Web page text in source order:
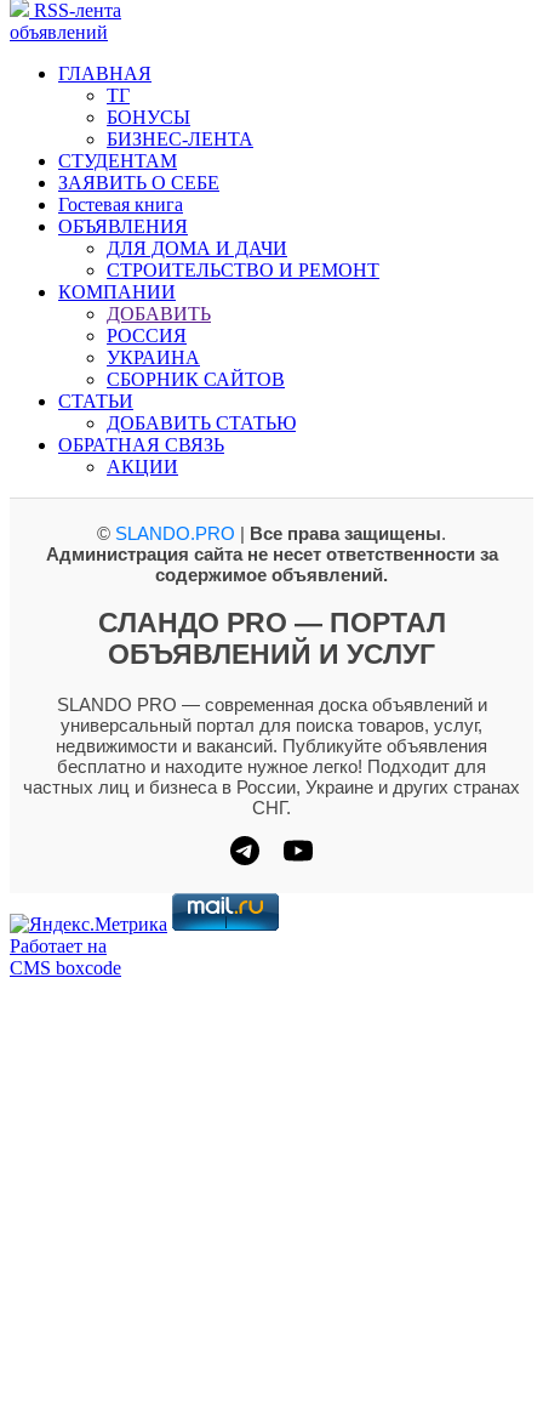
RSS-лента
объявлений
ГЛАВНАЯ
ТГ
БОНУСЫ
БИЗНЕС-ЛЕНТА
СТУДЕНТАМ
ЗАЯВИТЬ О СЕБЕ
Гостевая книга
ОБЪЯВЛЕНИЯ
ДЛЯ ДОМА И ДАЧИ
СТРОИТЕЛЬСТВО И РЕМОНТ
КОМПАНИИ
ДОБАВИТЬ
РОССИЯ
УКРАИНА
СБОРНИК САЙТОВ
СТАТЬИ
ДОБАВИТЬ СТАТЬЮ
ОБРАТНАЯ СВЯЗЬ
АКЦИИ
© SLANDO.PRO | Все права защищены.
Администрация сайта не несет ответственности за
содержимое объявлений.
СЛАНДО PRO — ПОРТАЛ
ОБЪЯВЛЕНИЙ И УСЛУГ
SLANDO PRO — современная доска объявлений и
универсальный портал для поиска товаров, услуг,
недвижимости и вакансий. Публикуйте объявления
бесплатно и находите нужное легко! Подходит для
частных лиц и бизнеса в России, Украине и других странах
СНГ.
Работает на
CMS boxcode